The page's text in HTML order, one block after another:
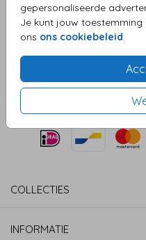
gepersonaliseerde
Je kunt jouw
ons ons cookiebeleid
OMSCHRIJVING
Sluitzegel Mrs. hartje Mrs.
per
COLLECTIES
INFORMATIE